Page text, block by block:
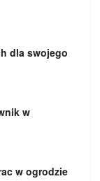
dla swojego
w
w ogrodzie